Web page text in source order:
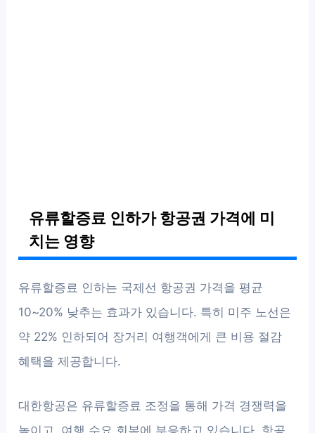
유류할증료 인하가 항공권 가격에 미
치는 영향
유류할증료 인하는 국제선 항공권 가격을 평균
10~20% 낮추는 효과가 있습니다. 특히 미주 노선은
약 22% 인하되어 장거리 여행객에게 큰 비용 절감
혜택을 제공합니다.
대한항공은 유류할증료 조정을 통해 가격 경쟁력을
높이고, 여행 수요 회복에 부응하고 있습니다. 항공